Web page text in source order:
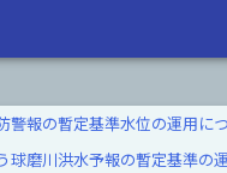
報の暫定基準水位の運用に
球磨川洪水予報の暫定基準の